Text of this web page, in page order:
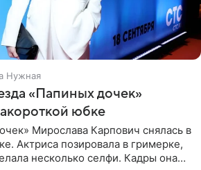
Нужная
«Папиных дочек»
юбке
Мирослава Карпович снялась в
Актриса позировала в гримерке,
несколько селфи. Кадры она